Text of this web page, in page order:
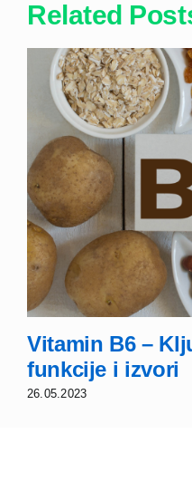
Related
Vitamin B6 –
funkcije i izvori
26.05.2023